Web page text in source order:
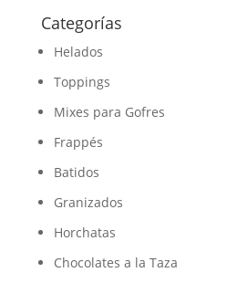
Categorías
Helados
Toppings
Mixes para Gofres
Frappés
Batidos
Granizados
Horchatas
Chocolates a la Taza